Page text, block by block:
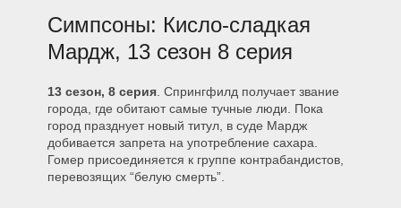
1307 – Скандал в семье
1308 – Кисло-сладкая Мардж
1309 – Челюсть Заклинило
Симпсоны: Кисло-сладкая
Мардж, 13 сезон 8 серия
13 сезон, 8 серия . Спрингфилд получает звание
города, где обитают самые тучные люди. Пока
город празднует новый титул, в суде Мардж
добивается запрета на употребление сахара.
Гомер присоединяется к группе контрабандистов,
перевозящих “белую смерть”.